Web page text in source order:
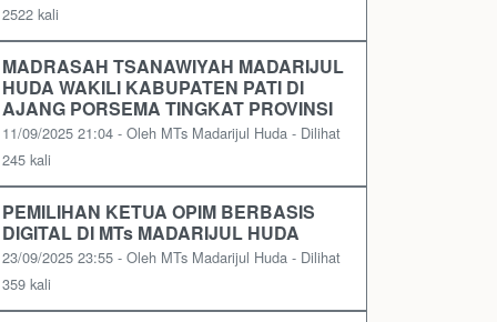
2522 kali
MADRASAH TSANAWIYAH MADARIJUL
HUDA WAKILI KABUPATEN PATI DI
AJANG PORSEMA TINGKAT PROVINSI
11/09/2025 21:04 - Oleh MTs Madarijul Huda - Dilihat
245 kali
PEMILIHAN KETUA OPIM BERBASIS
DIGITAL DI MTs MADARIJUL HUDA
23/09/2025 23:55 - Oleh MTs Madarijul Huda - Dilihat
359 kali